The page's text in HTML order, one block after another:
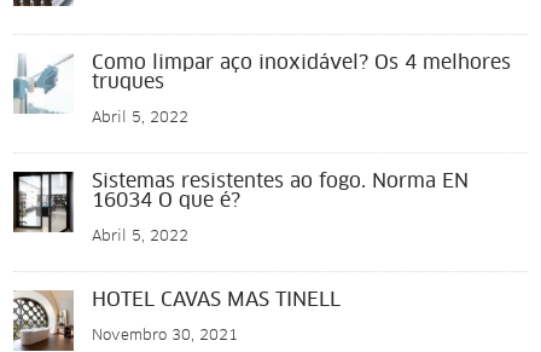
Como limpar aço inoxidável? Os 4 melhores
truques
Abril 5, 2022
Sistemas resistentes ao fogo. Norma EN
16034 O que é?
Abril 5, 2022
HOTEL CAVAS MAS TINELL
Novembro 30, 2021